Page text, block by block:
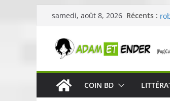
Passer
contenu
samedi, août 8, 2026 Récents :
La
«
COIN BD